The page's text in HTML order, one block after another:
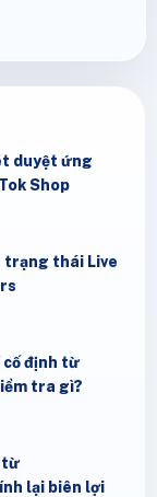
duyệt ứng
Shop
trạng thái Live
cố định từ
tra gì?
từ
lại biên lợi